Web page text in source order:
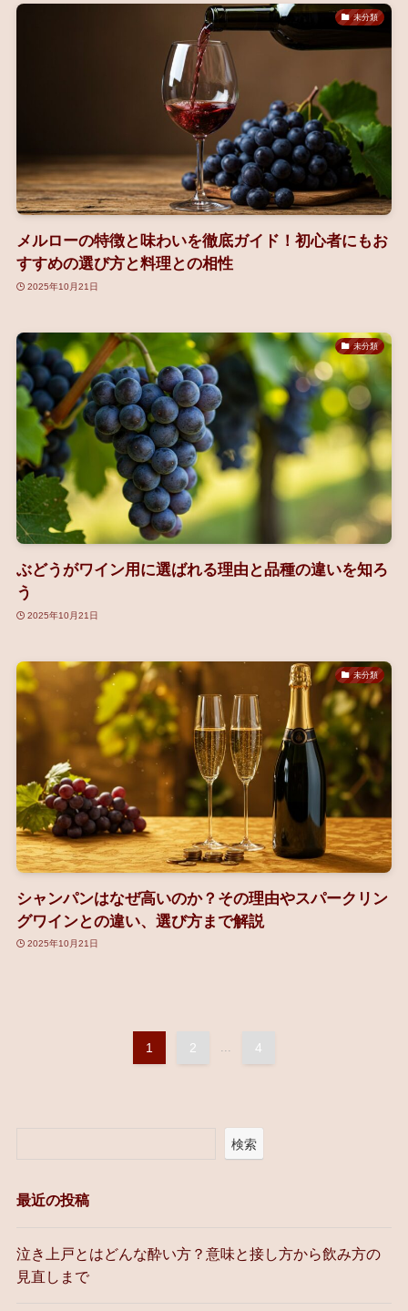
未分類
メルローの特徴と味わいを徹底ガイド！初心者にもお
すすめの選び方と料理との相性
2025年10月21日
未分類
ぶどうがワイン用に選ばれる理由と品種の違いを知ろ
う
2025年10月21日
未分類
シャンパンはなぜ高いのか？その理由やスパークリン
グワインとの違い、選び方まで解説
2025年10月21日
1 2 4
検索
最近の投稿
泣き上戸とはどんな酔い方？意味と接し方から飲み方の
見直しまで